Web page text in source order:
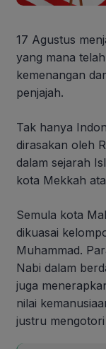
17 Agustus
yang mana
kemenangan
penjajah.
Tak hanya
dirasakan oleh
dalam sejarah
kota Mekkah
Semula kota
dikuasai
Muhammad.
Nabi dalam
juga
nilai
justru